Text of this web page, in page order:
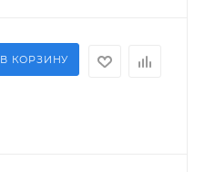
В КОРЗИНУ